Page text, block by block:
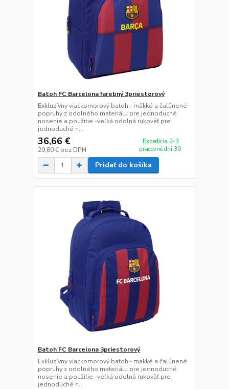
Batoh FC Barcelona farebný 3priestorový
Exkluzívny viackomorový batoh.- mäkké a čalúnené
popruhy z odolného materiálu pre jednoduché
nosenie a použitie -veľká odolná rukoväť pre
jednoduché n...
36,66 €
29,80 € bez DPH
Expedícia 2-3
pracovné dni 30
Pridať do košíka
Batoh FC Barcelona 3priestorový
Exkluzívny viackomorový batoh.- mäkké a čalúnené
popruhy z odolného materiálu pre jednoduché
nosenie a použitie -veľká odolná rukoväť pre
jednoduché n...